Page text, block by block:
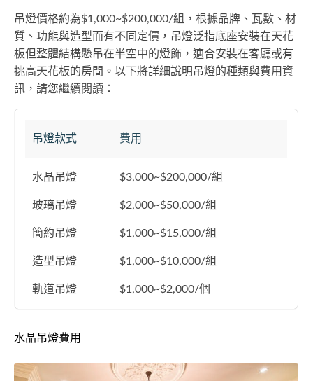
吊燈價格約為$1,000~$200,000/組，根據品牌、瓦數、材
質、功能與造型而有不同定價，吊燈泛指底座安裝在天花
板但整體結構懸吊在半空中的燈飾，適合安裝在客廳或有
挑高天花板的房間。以下將詳細說明吊燈的種類與費用資
訊，請您繼續閱讀：
吊燈款式 費用
水晶吊燈 $3,000~$200,000/組
玻璃吊燈 $2,000~$50,000/組
簡約吊燈 $1,000~$15,000/組
造型吊燈 $1,000~$10,000/組
軌道吊燈 $1,000~$2,000/個
水晶吊燈費用